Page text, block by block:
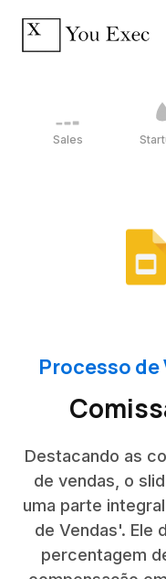
Sales
Processo
Destacando as
de vendas, o
uma parte
de Vendas'. Ele
percentagem